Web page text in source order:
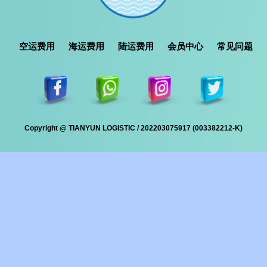
空运费用 海运费用 陆运费用 会员中心 常见问题
Copyright @ TIANYUN LOGISTIC / 202203075917 (003382212-K)